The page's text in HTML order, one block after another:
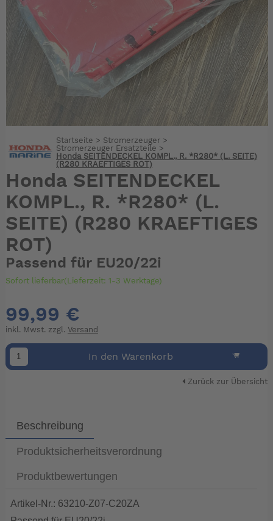
Startseite > Stromerzeuger >
Stromerzeuger Ersatzteile >
Honda SEITENDECKEL KOMPL., R. *R280* (L. SEITE)
(R280 KRAEFTIGES ROT)
Honda SEITENDECKEL
KOMPL., R. *R280* (L.
SEITE) (R280 KRAEFTIGES
ROT)
Passend für EU20/22i
Sofort lieferbar(Lieferzeit: 1-3 Werktage)
99,99 €
inkl. Mwst. zzgl. Versand
In den Warenkorb
Zurück zur Übersicht
Beschreibung
Produktsicherheitsverordnung
Produktbewertungen
Artikel-Nr.: 63210-Z07-C20ZA